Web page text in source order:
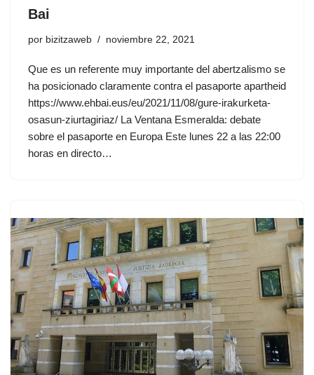
Bai
por bizitzaweb noviembre 22, 2021
Que es un referente muy importante del abertzalismo se
ha posicionado claramente contra el pasaporte apartheid
https://www.ehbai.eus/eu/2021/11/08/gure-irakurketa-
osasun-ziurtagiriaz/ La Ventana Esmeralda: debate
sobre el pasaporte en Europa Este lunes 22 a las 22:00
horas en directo…